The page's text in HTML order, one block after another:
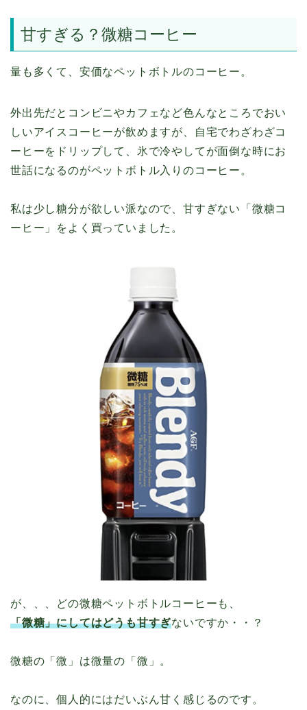
甘すぎる？微糖コーヒー
量も多くて、安価なペットボトルのコーヒー。
外出先だとコンビニやカフェなど色んなところでおい
しいアイスコーヒーが飲めますが、自宅でわざわざコ
ーヒーをドリップして、氷で冷やしてが面倒な時にお
世話になるのがペットボトル入りのコーヒー。
私は少し糖分が欲しい派なので、甘すぎない「微糖コ
ーヒー」をよく買っていました。
が、、、どの微糖ペットボトルコーヒーも、
「微糖」にしてはどうも甘すぎないですか・・？
微糖の「微」は微量の「微」。
なのに、個人的にはだいぶん甘く感じるのです。